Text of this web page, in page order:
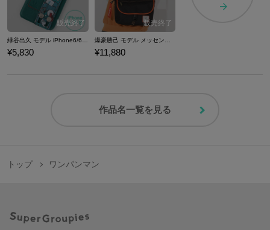
¥5,830 ¥11,880
作品名一覧を見る
トップ ワンパンマン